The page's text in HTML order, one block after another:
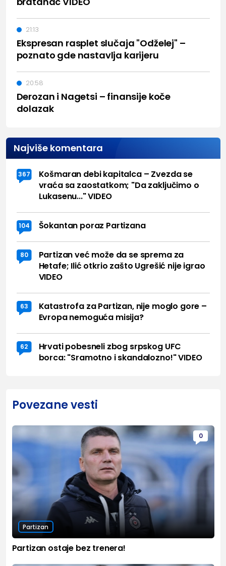
Ekspresan rasplet slučaja "Odželej" –
poznato gde nastavlja karijeru
21:13
Derozan i Nagetsi – finansije koče
dolazak
20:58
Najviše komentara
367
Košmaran debi kapitalca – Zvezda se
vraća sa zaostatkom; "Da zaključimo o
Lukasenu..." VIDEO
104 Šokantan poraz Partizana
80
Partizan već može da se sprema za
Hetafe; Ilić otkrio zašto Ugrešić nije igrao
VIDEO
63
Katastrofa za Partizan, nije moglo gore –
Evropa nemoguća misija?
62
Hrvati pobesneli zbog srpskog UFC
borca: "Sramotno i skandalozno!" VIDEO
Povezane vesti
0
Partizan
Partizan ostaje bez trenera!